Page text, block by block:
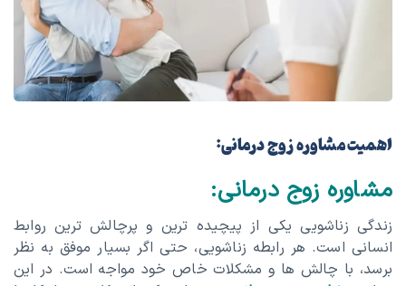
اهمیت مشاوره زوج درمانی:
مشاوره زوج درمانی:
زندگی زناشویی یکی از پیچیده‌ ترین و پرچالش‌ ترین روابط
انسانی است. هر رابطه زناشویی، حتی اگر بسیار موفق به نظر
برسد، با چالش‌ ها و مشکلات خاص خود مواجه است. در این